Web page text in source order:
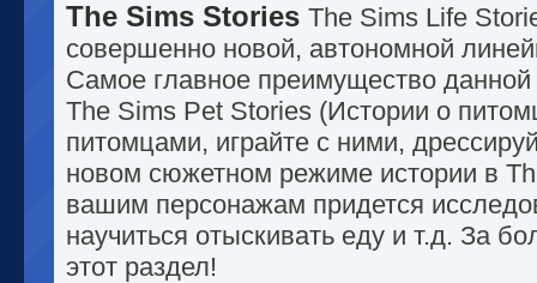
The Sims Stories The Sims Life
совершенно новой, автономной
Самое главное преимущество
The Sims Pet Stories (Истории о
питомцами, играйте с ними,
новом сюжетном режиме истории в
вашим персонажам придется
научиться отыскивать еду и т.д. За
этот раздел!